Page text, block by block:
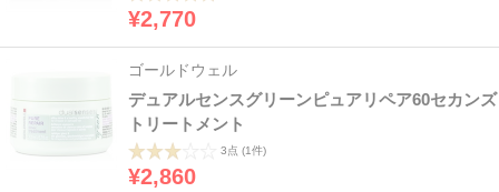
¥2,770
ゴールドウェル
デュアルセンスグリーンピュアリペア60セカンズ
トリートメント
3点 (1件)
¥2,860